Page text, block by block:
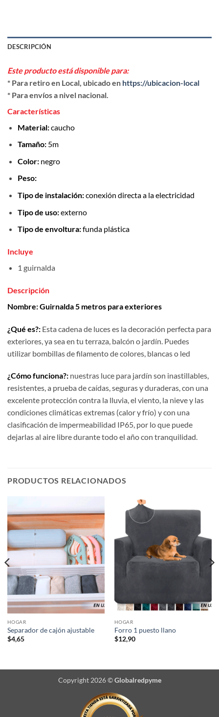
DESCRIPCIÓN
Este producto está disponible para:
* Para retiro en Local, ubicado en https://ubicacion-local
* Para envíos a nivel nacional.
Características
Material:caucho
Tamaño: 5m
Color: negro
Peso:
Tipo de instalación:conexión directa a la electricidad
Tipo de uso:externo
Tipo de envoltura:funda plástica
Incluye
1 guirnalda
Descripción
Nombre: Guirnalda 5 metros para exteriores
¿Qué es?: Esta cadena de luces es la decoración perfecta para
exteriores, ya sea en tu terraza, balcón o jardín. Puedes
utilizar bombillas de filamento de colores, blancas o led
¿Cómo funciona?: nuestras luce para jardín son inastillables,
resistentes, a prueba de caídas, seguras y duraderas, con una
excelente protección contra la lluvia, el viento, la nieve y las
condiciones climáticas extremas (calor y frío) y con una
clasificación de impermeabilidad IP65, por lo que puede
dejarlas al aire libre durante todo el año con tranquilidad.
PRODUCTOS RELACIONADOS
HOGAR
Separador de cajón ajustable
$4,65
HOGAR
Forro 1 puesto llano
$12,90
Copyright 2026 ©Globalredpyme